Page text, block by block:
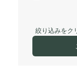
絞り込みをク